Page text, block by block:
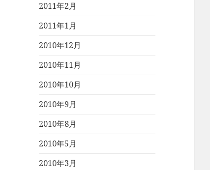
2011年2月
2011年1月
2010年12月
2010年11月
2010年10月
2010年9月
2010年8月
2010年5月
2010年3月